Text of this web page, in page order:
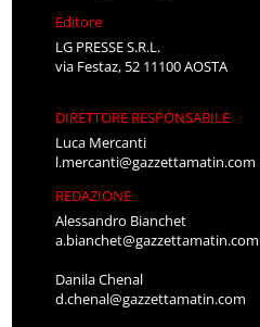
Editore
LG PRESSE S.R.L.
via Festaz, 52 11100 AOSTA
DIRETTORE RESPONSABILE
Luca Mercanti
l.mercanti@gazzettamatin.com
REDAZIONE
Alessandro Bianchet
a.bianchet@gazzettamatin.com
Danila Chenal
d.chenal@gazzettamatin.com